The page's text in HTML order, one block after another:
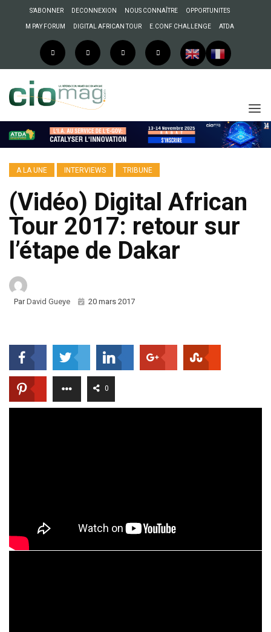
S’ABONNER DECONNEXION NOUS CONNAÎTRE OPPORTUNITES
M PAY FORUM DIGITAL AFRICAN TOUR E.CONF CHALLENGE ATDA
A LA UNE INTERVIEWS TRIBUNE
(Vidéo) Digital African
Tour 2017: retour sur
l’étape de Dakar
ParDavid Gueye 20 mars 2017
0